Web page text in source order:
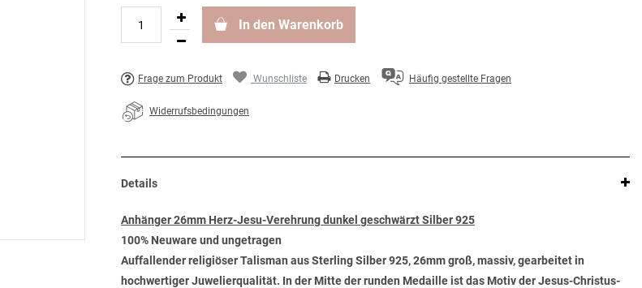
In den Warenkorb
Frage zum Produkt Wunschliste Drucken Häufig gestellte Fragen
Widerrufsbedingungen
Details
Anhänger 26mm Herz-Jesu-Verehrung dunkel geschwärzt Silber 925
100% Neuware und ungetragen
Auffallender religiöser Talisman aus Sterling Silber 925, 26mm groß, massiv, gearbeitet in
hochwertiger Juwelierqualität. In der Mitte der runden Medaille ist das Motiv der Jesus-Christus-